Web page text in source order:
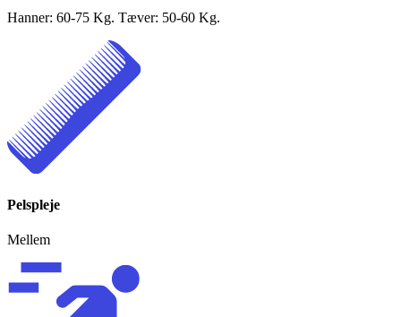
Hanner: 60-75 Kg. Tæver: 50-60 Kg.
Pelspleje
Mellem